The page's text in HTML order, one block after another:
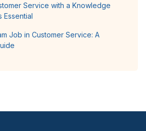
Service with a Knowledge
Essential
Job in Customer Service: A